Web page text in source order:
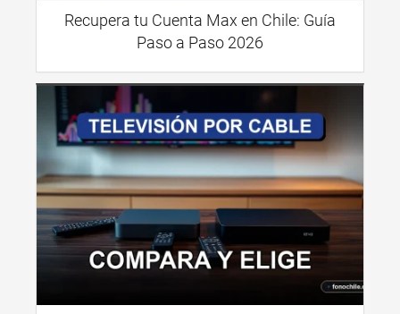
Recupera tu Cuenta Max en Chile: Guía
Paso a Paso 2026